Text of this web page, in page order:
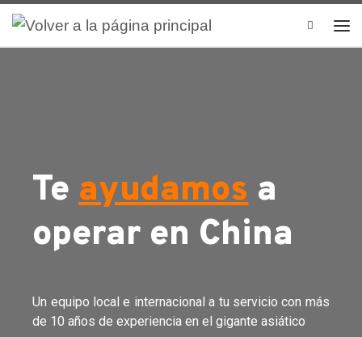
Search
Teayudamos a
operar en China
Un equipo local e internacional a tu servicio con más
de 10 años de experiencia en el gigante asiático